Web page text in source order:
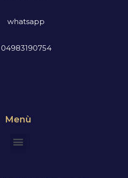
whatsapp
04983190754
Menù